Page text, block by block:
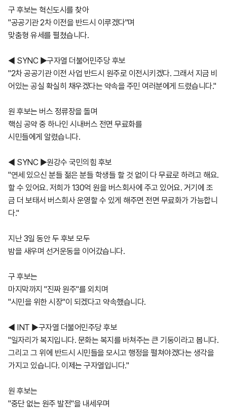
구 후보는 혁신도시를 찾아
"공공기관 2차 이전을 반드시 이루겠다"며
맞춤형 유세를 펼쳤습니다.
◀ SYNC ▶구자열 더불어민주당 후보
"2차 공공기관 이전 사업 반드시 원주로 이전시키겠다. 그래서 지금 비
어있는 공실 확실히 채우겠다는 약속을 주민 여러분에게 드렸습니다."
원 후보는 버스 정류장을 돌며
핵심 공약 중 하나인 시내버스 전면 무료화를
시민들에게 알렸습니다.
◀ SYNC ▶원강수 국민의힘 후보
"연세 있으신 분들 젊은 분들 학생들 할 것 없이 다 무료로 하려고 해요.
할 수 있어요. 저희가 130억 원을 버스회사에 주고 있어요. 거기에 조
금 더 보태서 버스회사 운영할 수 있게 해주면 전면 무료화가 가능합니
다."
지난 3일 동안 두 후보 모두
밤을 새우며 선거운동을 이어갔습니다.
구 후보는
마지막까지 "진짜 원주"를 외치며
"시민을 위한 시장"이 되겠다고 약속했습니다.
◀ INT ▶구자열 더불어민주당 후보
"일자리가 복지입니다. 문화는 복지를 바쳐주는 큰 기둥이라고 봅니다.
그리고 그 위에 반드시 시민들을 모시고 행정을 펼쳐야겠다는 생각을
가지고 있습니다. 이제는 구자열입니다."
원 후보는
"중단 없는 원주 발전"을 내세우며